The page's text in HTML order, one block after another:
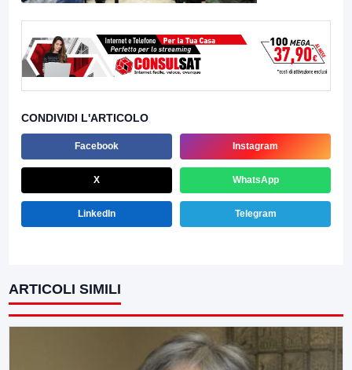
CONDIVIDI L'ARTICOLO
Facebook Instagram
X WhatsApp
LinkedIn Telegram
ARTICOLI SIMILI